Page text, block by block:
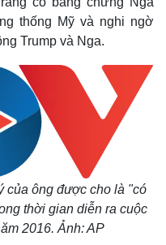
thống Mỹ và nghi ngờ
Trump và Nga.
của ông được cho là "có
thời gian diễn ra cuộc
2016. Ảnh: AP